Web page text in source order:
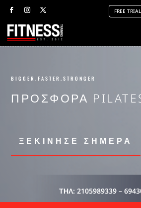
FREE TRIAL
BIGGER.FASTER.STRONGER
ΠΡΟΣΦΟΡΑ
ΞΕΚΙΝΗΣΕ ΣΗΜΕΡΑ
ΤΗΛ: 2105989339 –